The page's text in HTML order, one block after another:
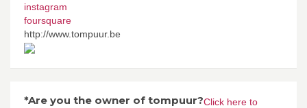
instagram
foursquare
http://www.tompuur.be
*Are you the owner of tompuur?Click here to